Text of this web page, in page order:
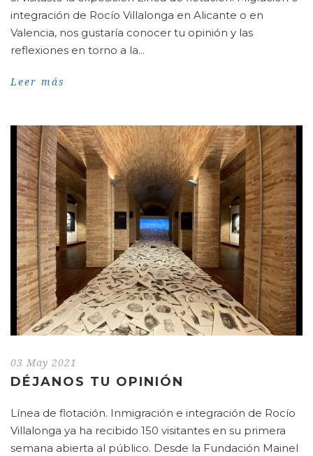
integración de Rocío Villalonga en Alicante o en
Valencia, nos gustaría conocer tu opinión y las
reflexiones en torno a la...
Leer más
03 May 2021
DÉJANOS TU OPINIÓN
Línea de flotación. Inmigración e integración de Rocío
Villalonga ya ha recibido 150 visitantes en su primera
semana abierta al público. Desde la Fundación Mainel